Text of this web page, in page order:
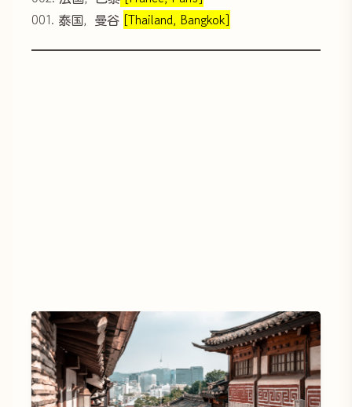
001. 泰国，曼谷 [Thailand, Bangkok]